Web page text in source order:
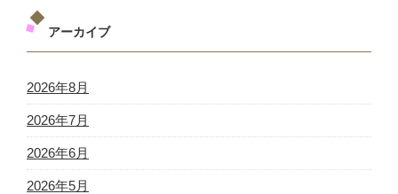
アーカイブ
2026年8月
2026年7月
2026年6月
2026年5月